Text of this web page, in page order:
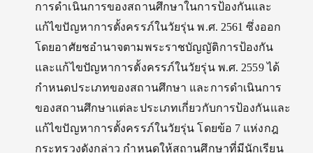
การดำเนินการของสถานศึกษาในการป้องกันและ
แก้ไขปัญหาการตั้งครรภ์ในวัยรุ่น พ.ศ. 2561 ซึ่งออก
โดยอาศัยชอำนาจตามพระราชบัญญัติการป้องกัน
และแก้ไขปัญหาการตั้งครรภ์ในวัยรุ่น พ.ศ. 2559 ได้
กำหนดประเภทของสถานศึกษา และการดำเนินการ
ของสถานศึกษาแต่ละประเภทเกี่ยวกับการป้องกันและ
แก้ไขปัญหาการตั้งครรภ์ในวัยรุ่น โดยข้อ 7 แห่งกฎ
กระทรวงดังกล่าว กำหนดให้สถานศึกษาที่มีนักเรียน